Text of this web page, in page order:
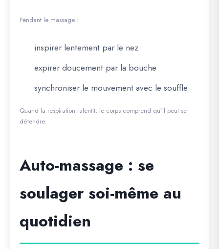
Pendant le massage :
inspirer lentement par le nez
expirer doucement par la bouche
synchroniser le mouvement avec le souffle
Quand la respiration ralentit, le corps comprend qu’il peut se
détendre.
Auto-massage : se
soulager soi-même au
quotidien